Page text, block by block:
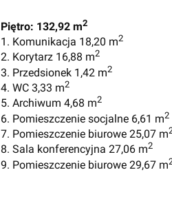
Piętro: 132,92 m2
1. Komunikacja 18,20 m2
2. Korytarz 16,88 m2
3. Przedsionek 1,42 m2
4. WC 3,33 m2
5. Archiwum 4,68 m2
6. Pomieszczenie socjalne 6,61 m2
7. Pomieszczenie biurowe 25,07 m
8. Sala konferencyjna 27,06 m2
9. Pomieszczenie biurowe 29,67 m